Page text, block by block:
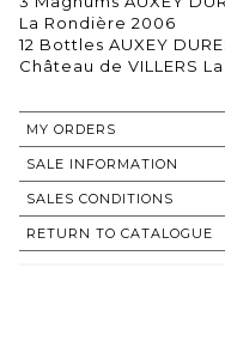
La Rondière 2006
12 Bottles AUXEY
Château de VILLERS La
MY ORDERS
SALE INFORMATION
SALES CONDITIONS
RETURN TO CATALOGUE